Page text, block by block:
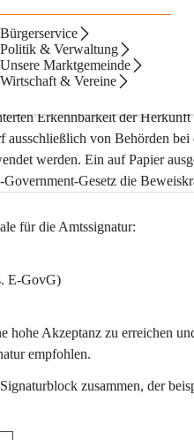
Bürgerservice
Politik & Verwaltung
Unsere Marktgemeinde
Wirtschaft & Vereine
Erkennbarkeit der
von Behörden bei
werden. Ein auf Papier
Gesetz die
für die Amtssignatur:
E-GovG)
Akzeptanz zu erreichen
empfohlen.
zusammen, der